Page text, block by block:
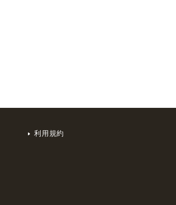
利用規約